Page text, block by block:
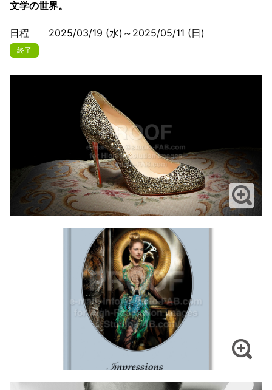
文学の世界。
日程 2025/03/19 (水)～2025/05/11 (日)
終了